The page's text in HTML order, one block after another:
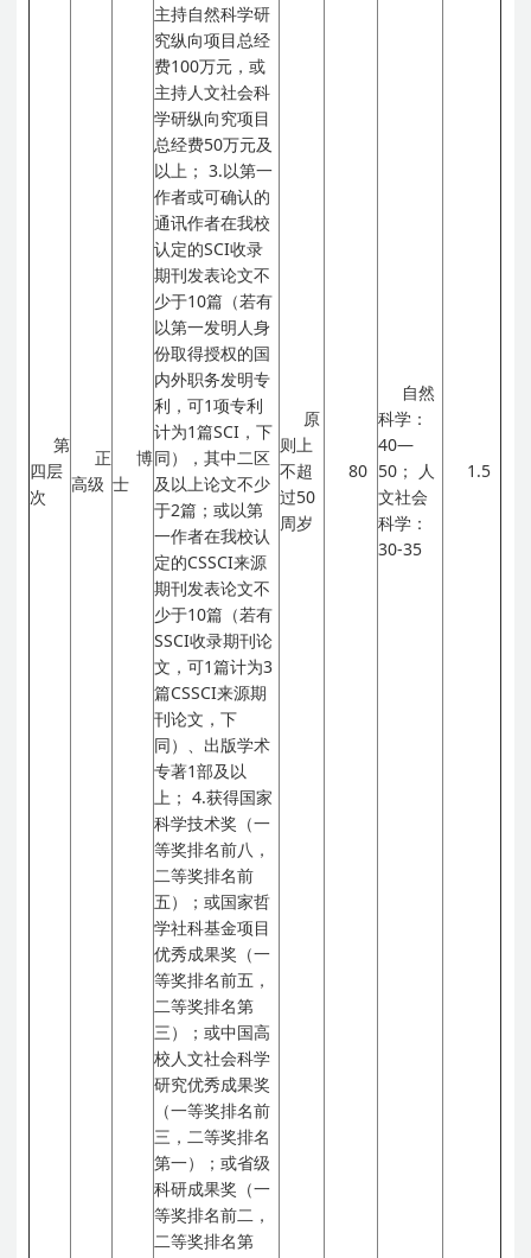
第
四层
次
正
高级
博
士
主持自然科学研
究纵向项目总经
费100万元，或
主持人文社会科
学研纵向究项目
总经费50万元及
以上； 3.以第一
作者或可确认的
通讯作者在我校
认定的SCI收录
期刊发表论文不
少于10篇（若有
以第一发明人身
份取得授权的国
内外职务发明专
利，可1项专利
计为1篇SCI，下
同），其中二区
及以上论文不少
于2篇；或以第
一作者在我校认
定的CSSCI来源
期刊发表论文不
少于10篇（若有
SSCI收录期刊论
文，可1篇计为3
篇CSSCI来源期
刊论文，下
同）、出版学术
专著1部及以
上； 4.获得国家
科学技术奖（一
等奖排名前八，
二等奖排名前
五）；或国家哲
学社科基金项目
优秀成果奖（一
等奖排名前五，
二等奖排名第
三）；或中国高
校人文社会科学
研究优秀成果奖
（一等奖排名前
三，二等奖排名
第一）；或省级
科研成果奖（一
等奖排名前二，
二等奖排名第
原
则上
不超
过50
周岁
80
自然
科学：
40—
50；
人
文社会
科学：
30-35
1.5